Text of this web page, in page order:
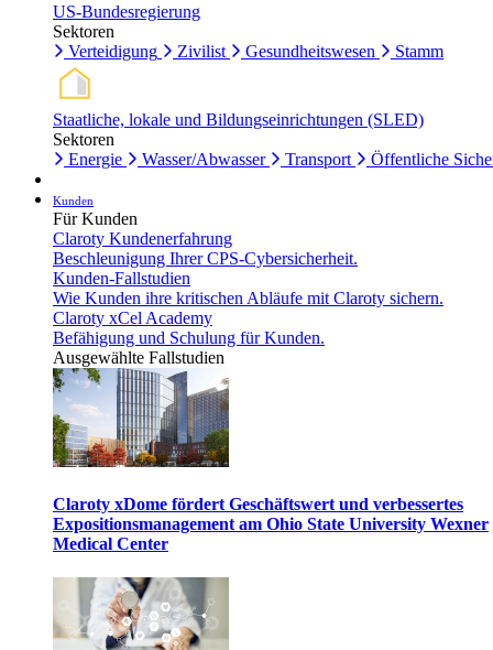
US-Bundesregierung
Sektoren
Verteidigung
Zivilist Gesundheitswesen Stamm
Staatliche, lokale und Bildungseinrichtungen (SLED)
Sektoren
Energie
Wasser/Abwasser Transport Öffentliche
Kunden
Für Kunden
Claroty Kundenerfahrung
Beschleunigung Ihrer CPS-Cybersicherheit.
Kunden-Fallstudien
Wie Kunden ihre kritischen Abläufe mit Claroty sichern.
Claroty xCel Academy
Befähigung und Schulung für Kunden.
Ausgewählte Fallstudien
Claroty xDome fördert Geschäftswert und verbessertes
Expositionsmanagement am Ohio State University Wexner
Medical Center